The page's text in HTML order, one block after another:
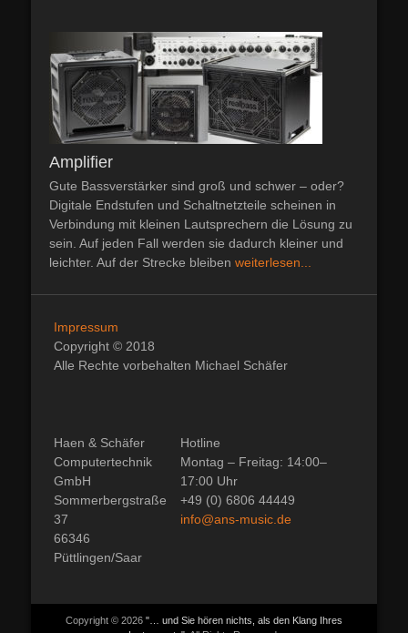
Amplifier
Gute Bassverstärker sind groß und schwer – oder?
Digitale Endstufen und Schaltnetzteile scheinen in
Verbindung mit kleinen Lautsprechern die Lösung zu
sein. Auf jeden Fall werden sie dadurch kleiner und
leichter. Auf der Strecke bleiben weiterlesen...
Impressum
Copyright © 2018
Alle Rechte vorbehalten Michael Schäfer
Haen & Schäfer
Computertechnik
GmbH
Sommerbergstraße
37
66346
Püttlingen/Saar
Hotline
Montag – Freitag: 14:00–
17:00 Uhr
+49 (0) 6806 44449
info@ans-music.de
Copyright © 2026 "… und Sie hören nichts, als den Klang Ihres